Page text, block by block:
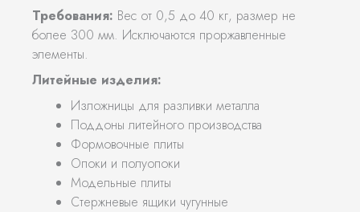
Требования: Вес от 0,5 до 40 кг, размер не
более 300 мм. Исключаются проржавленные
элементы.
Литейные изделия:
Изложницы для разливки металла
Поддоны литейного производства
Формовочные плиты
Опоки и полуопоки
Модельные плиты
Стержневые ящики чугунные